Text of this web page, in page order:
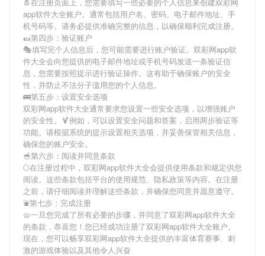
app软件大全账户。通常包括用户名、密码、电子邮件地址、手
机号码等。请务必提供准确完整的信息，以确保顺利完成注册。
🌯第四步：验证账户
🎭填写完个人信息后，您可能需要进行账户验证。 双彩网app软
件大全会向您提供的电子邮件地址或手机号码发送一条验证信
息，您需要按照提示进行验证操作。这有助于确保账户的安全
性，并防止不法分子滥用您的个人信息。
🚌第五步：设置安全选项
双彩网app软件大全通常要求您设置一些安全选项，以增强账户
的安全性。🍹例如，可以设置安全问题和答案，启用两步验证等
功能。请根据系统的提示设置相关选项，并妥善保管相关信息，
确保您的账户安全。
🥣第六步：阅读并同意条款
🌕在注册过程中， 双彩网app软件大全会提供使用条款和规定供您
阅读。这些条款包括平台的使用规范、隐私政策等内容。在注册
之前，请仔细阅读并理解这些条款，并确保您同意并愿意遵守。
⛲️第七步：完成注册
🥨一旦您完成了所有必要的步骤，并同意了双彩网app软件大全
的条款，恭喜您！您已经成功注册了双彩网app软件大全账户。
现在，您可以畅享双彩网app软件大全提供的丰富体育赛事、刺
激的游戏体验以及其他令人兴奋